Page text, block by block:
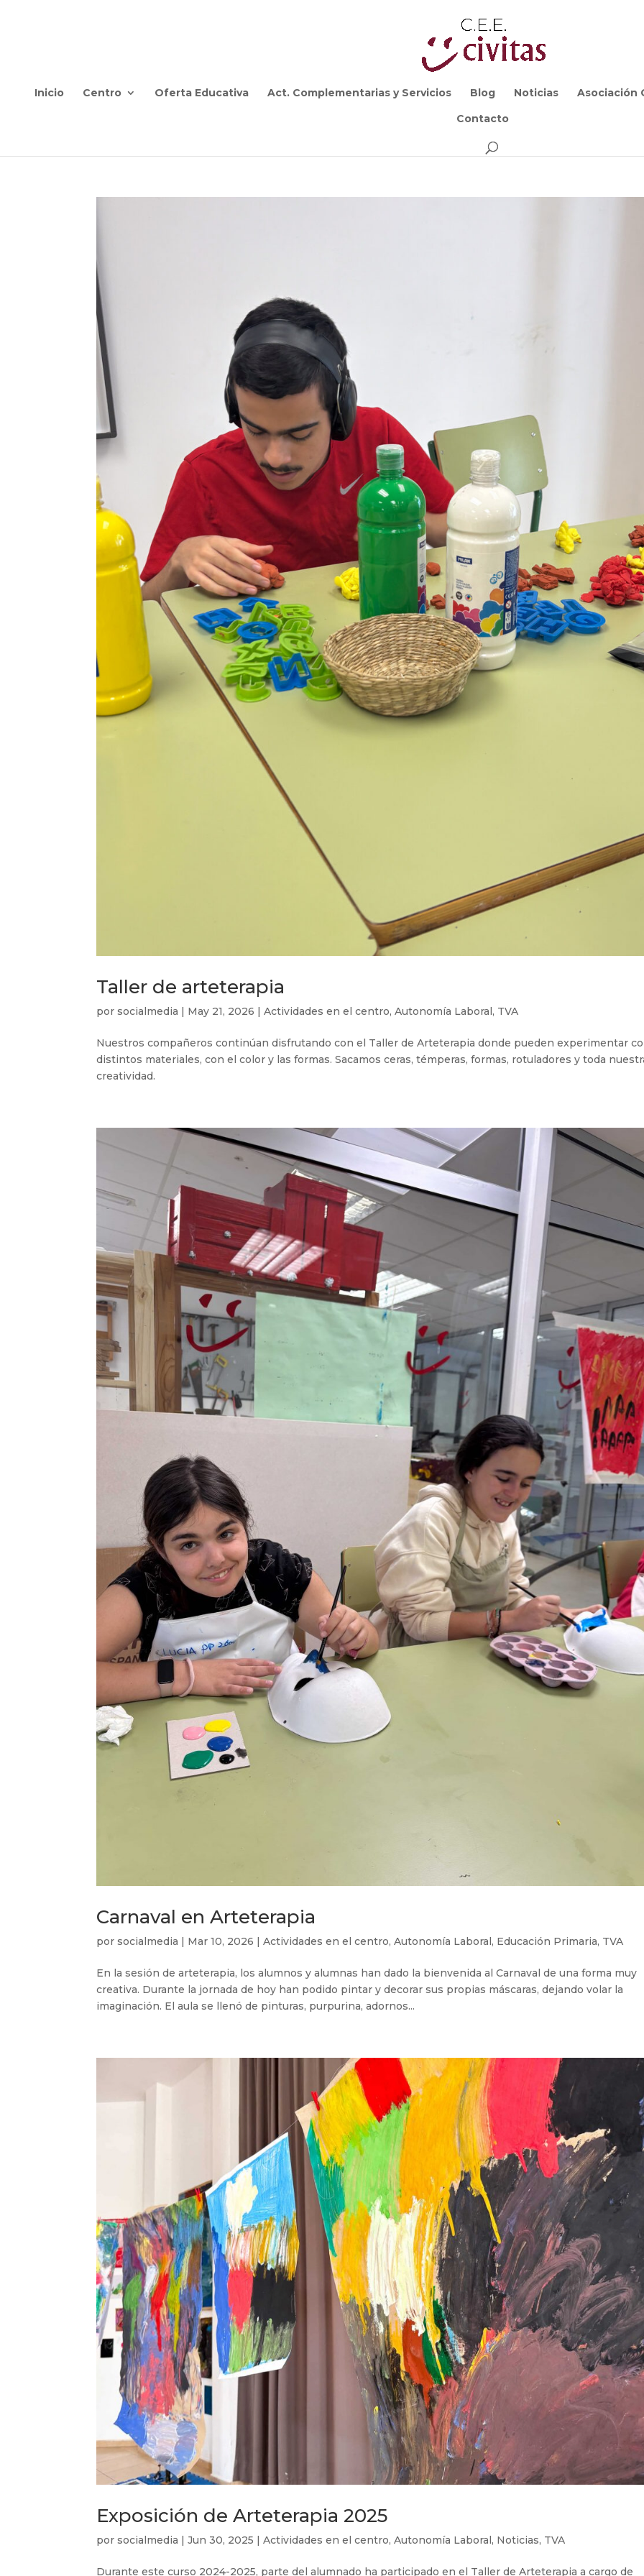
Inicio Centro Oferta Educativa Act. Complementarias y Servicios Blog Noticias
Asociación
Contacto
Taller de arteterapia
porsocialmedia | May 21, 2026 |Actividades en el centro,Autonomía Laboral, TVA
Nuestros compañeros continúan disfrutando con el Taller de Arteterapia donde pueden experimentar
distintos materiales, con el color y las formas. Sacamos ceras, témperas, formas, rotuladores y toda
creatividad.
Carnaval en Arteterapia
porsocialmedia Mar 10, 2026 |Actividades en el centro,Autonomía Laboral , Educación Primaria, TVA
En la sesión de arteterapia, los alumnos y alumnas han dado la bienvenida al Carnaval de una forma muy
creativa. Durante la jornada de hoy han podido pintar y decorar sus propias máscaras, dejando volar la
imaginación. El aula se llenó de pinturas, purpurina, adornos...
Exposición de Arteterapia 2025
porsocialmedia |Jun 30, 2025 |Actividades en el centro,Autonomía Laboral, Noticias, TVA
Durante este curso 2024-2025, parte del alumnado ha participado en el Taller de Arteterapia a cargo de